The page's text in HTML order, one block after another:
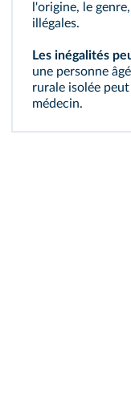
l'origine, le
illégales.
Les inégalités
une personne
rurale isolée
médecin.